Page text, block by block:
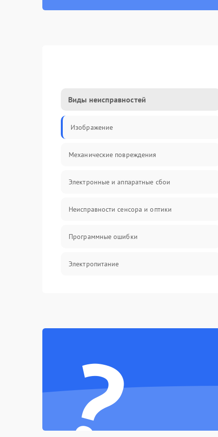
Виды неисправностей
Изображение
Механические повреждения
Электронные и аппаратные сбои
Неисправности сенсора и оптики
Программные ошибки
Электропитание
Температурные проблемы
Сбои коммуникаций и интерфейсов
Программные сбои
?